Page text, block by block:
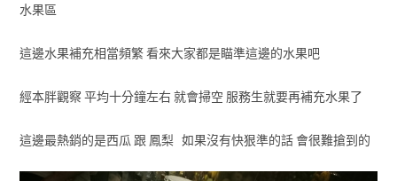
水果區
這邊水果補充相當頻繁 看來大家都是瞄準這邊的水果吧
經本胖觀察 平均十分鐘左右 就會掃空 服務生就要再補充水果了
這邊最熱銷的是西瓜 跟 鳳梨 如果沒有快狠準的話 會很難搶到的